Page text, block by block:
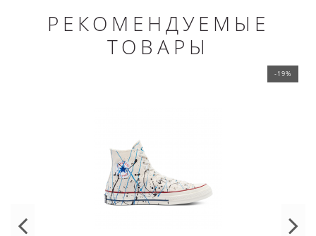
РЕКОМЕНДУЕМЫЕ
ТОВАРЫ
-19%